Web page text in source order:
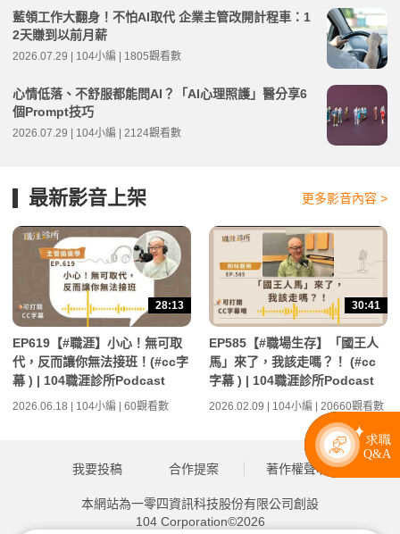
藍領工作大翻身！不怕AI取代 企業主管改開計程車：1
2天賺到以前月薪
2026.07.29 | 104小編 | 1805觀看數
心情低落、不舒服都能問AI？「AI心理照護」醫分享6
個Prompt技巧
2026.07.29 | 104小編 | 2124觀看數
最新影音上架 更多影音內容 >
28:13
EP619【#職涯】小心！無可取
代，反而讓你無法接班！(#cc字
幕 ) | 104職涯診所Podcast
2026.06.18 | 104小編 | 60觀看數
30:41
EP585【#職場生存】「國王人
馬」來了，我該走嗎？！ (#cc
字幕 ) | 104職涯診所Podcast
2026.02.09 | 104小編 | 20660觀看數
我要投稿 合作提案 著作權聲明
本網站為一零四資訊科技股份有限公司創設
104 Corporation©2026